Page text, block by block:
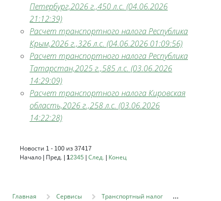
Петербург,2026 г.,450 л.с. (04.06.2026
21:12:39)
Расчет транспортного налога Республика
Крым,2026 г.,326 л.с. (04.06.2026 01:09:56)
Расчет транспортного налога Республика
Татарстан,2025 г.,585 л.с. (03.06.2026
14:29:09)
Расчет транспортного налога Кировская
область,2026 г.,258 л.с. (03.06.2026
14:22:28)
Новости 1 - 100 из 37417
Начало | Пред. | 12345 | След. | Конец
Главная Сервисы Транспортный налог